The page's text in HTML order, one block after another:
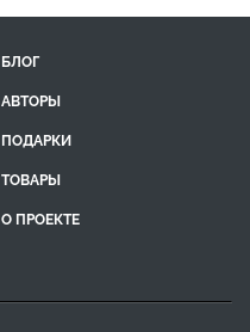
БЛОГ
АВТОРЫ
ПОДАРКИ
ТОВАРЫ
О ПРОЕКТЕ